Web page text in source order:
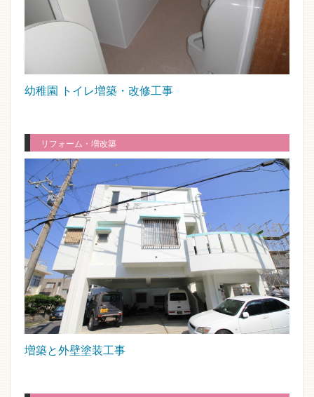
幼稚園 トイレ増築・改修工事
リフォーム・増改築
増築と外壁塗装工事